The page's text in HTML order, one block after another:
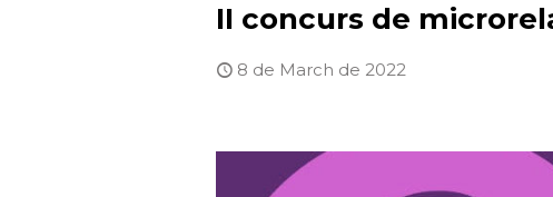
II concurs de
8 de March de 2022